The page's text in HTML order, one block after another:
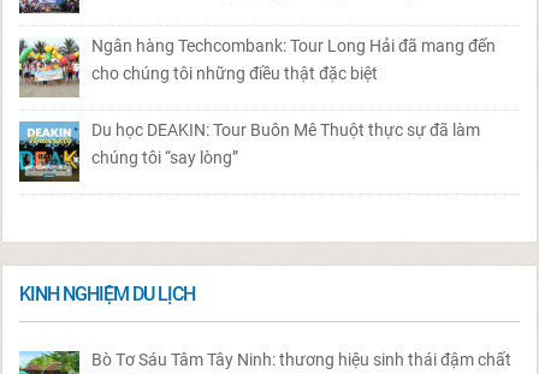
Ngân hàng Techcombank: Tour Long Hải đã mang đến
cho chúng tôi những điều thật đặc biệt
Du học DEAKIN: Tour Buôn Mê Thuột thực sự đã làm
chúng tôi “say lòng”
KINH NGHIỆM DU LỊCH
Bò Tơ Sáu Tâm Tây Ninh: thương hiệu sinh thái đậm chất